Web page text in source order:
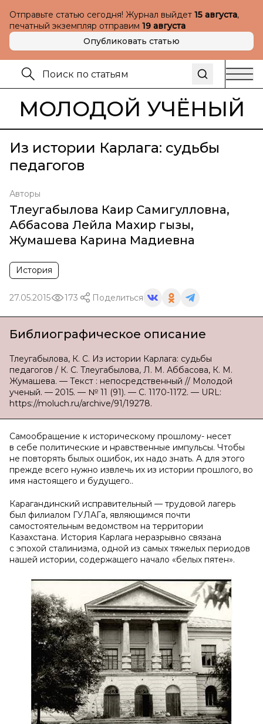
Отправьте статью сегодня! Журнал выйдет 15 августа,
печатный экземпляр отправим 19 августа
Опубликовать статью
МОЛОДОЙ УЧЁНЫЙ
Из истории Карлага: cудьбы
педагогов
Авторы
Тлеугабылова Каир Самигулловна,
Аббасова Лейла Махир гызы,
Жумашева Карина Мадиевна
История
27.05.2015 173 Поделиться
Библиографическое описание
Тлеугабылова, К. С. Из истории Карлага: cудьбы
педагогов / К. С. Тлеугабылова, Л. М. Аббасова, К. М.
Жумашева. — Текст : непосредственный // Молодой
ученый. — 2015. — № 11 (91). — С. 1170-1172. — URL:
https://moluch.ru/archive/91/19278.
Самообращение к историческому прошлому- несет
в себе политические и нравственные импульсы. Чтобы
не повторять былых ошибок, их надо знать. А для этого
прежде всего нужно извлечь их из истории прошлого, во
имя настоящего и будущего..
Карагандинский исправительный — трудовой лагерь
был филиалом ГУЛАГа, являющимся почти
самостоятельным ведомством на территории
Казахстана. История Карлага неразрывно связана
с эпохой сталинизма, одной из самых тяжелых периодов
нашей истории, содержащего начало «белых пятен».